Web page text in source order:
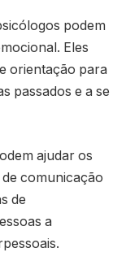
podem
Eles
orientação para
passados ​​e a se
ajudar os
comunicação
de
a